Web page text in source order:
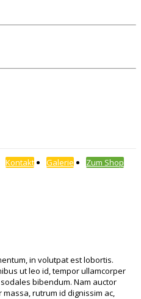
Zum Shop
Galerie
Kontakt
in volutpat est lobortis.
ut leo id, tempor ullamcorper
bibendum. Nam auctor
rutrum id dignissim ac,